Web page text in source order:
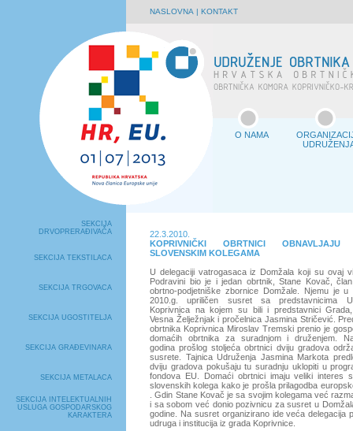
NASLOVNA | KONTAKT
O NAMA
SEKCIJA
DRVOPRERAĐIVAČA
SEKCIJA TEKSTILACA
SEKCIJA TRGOVACA
SEKCIJA UGOSTITELJA
SEKCIJA GRAĐEVINARA
SEKCIJA METALACA
SEKCIJA INTELEKTUALNIH
USLUGA GOSPODARSKOG
KARAKTERA
22.3.2010.
KOPRIVNIČKI OBRTNICI
SLOVENSKIM KOLEGAMA
U delegaciji vatrogasaca iz Domžala koji su ovaj
Podravini bio je i jedan obrtnik, Stane Kovač,
obrtno-podjetniške zbornice Domžale. Njemu je
2010.g. upriličen susret sa predstavnicima
Koprivnica na kojem su bili i predstavnici Grada,
Vesna Želježnjak i pročelnica Jasmina Stričević.
obrtnika Koprivnica Miroslav Tremski prenio je
domaćih obrtnika za suradnjom i druženjem.
godina prošlog stoljeća obrtnici dviju gradova
susrete. Tajnica Udruženja Jasmina Markota
dviju gradova pokušaju tu suradnju uklopiti u
fondova EU. Domaći obrtnici imaju veliki interes
slovenskih kolega kako je prošla prilagodba
. Gdin Stane Kovač je sa svojim kolegama već
i sa sobom već donio pozivnicu za susret u
godine. Na susret organizirano ide veća delegacija
udruga i institucija iz grada Koprivnice.